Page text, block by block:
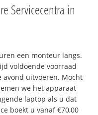
Servicecentra in
een monteur langs.
voldoende voorraad
avond uitvoeren. Mocht
we het apparaat
laptop als u dat
boekt u vanaf €70,00